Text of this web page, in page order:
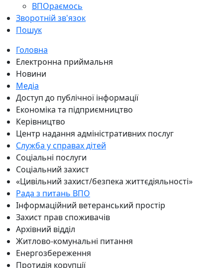
ВПОраємось
Зворотній зв'язок
Пошук
Головна
Електронна приймальня
Новини
Медіа
Доступ до публічної інформації
Економіка та підприємництво
Керівництво
Центр надання адміністративних послуг
Служба у справах дітей
Соціальні послуги
Соціальний захист
«Цивільний захист/безпека життєдіяльності»
Рада з питань ВПО
Інформаційний ветеранський простір
Захист прав споживачів
Архівний відділ
Житлово-комунальні питання
Енергозбереження
Протидія корупції